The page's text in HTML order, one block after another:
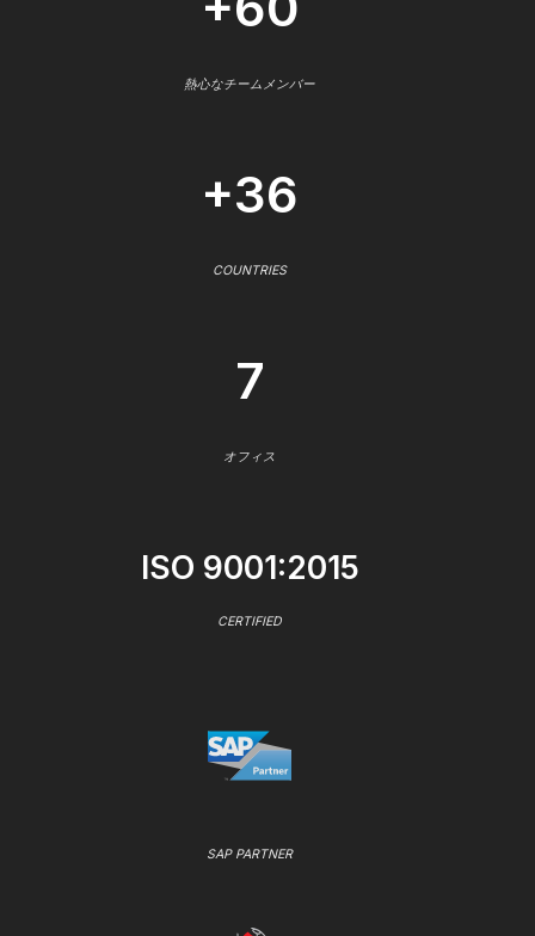
熱心なチームメンバー
+36
COUNTRIES
7
オフィス
ISO 9001:2015
CERTIFIED
SAP PARTNER